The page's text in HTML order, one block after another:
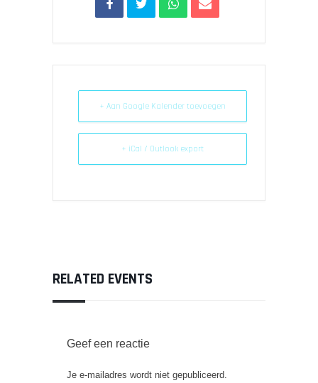
+ Aan Google Kalender toevoegen
+ iCal / Outlook export
RELATED EVENTS
Geef een reactie
Je e-mailadres wordt niet gepubliceerd.